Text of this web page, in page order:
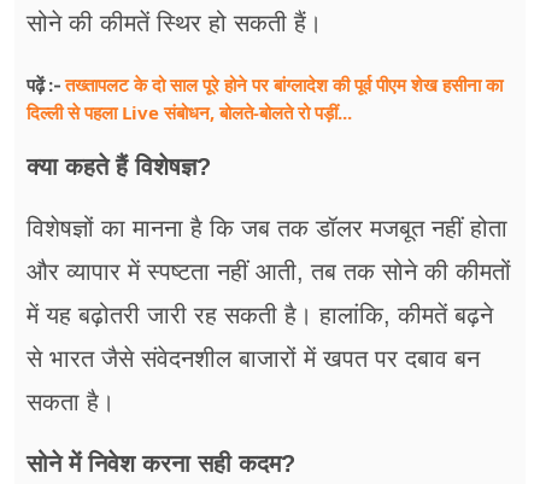
सोने की कीमतें स्थिर हो सकती हैं।
पढ़ें :-तख्तापलट के दो साल पूरे होने पर बांग्लादेश की पूर्व पीएम शेख हसीना का
दिल्ली से पहला Live संबोधन, बोलते-बोलते रो पड़ीं...
क्या कहते हैं विशेषज्ञ?
विशेषज्ञों का मानना है कि जब तक डॉलर मजबूत नहीं होता
और व्यापार में स्पष्टता नहीं आती, तब तक सोने की कीमतों
में यह बढ़ोतरी जारी रह सकती है। हालांकि, कीमतें बढ़ने
से भारत जैसे संवेदनशील बाजारों में खपत पर दबाव बन
सकता है।
सोने में निवेश करना सही कदम?